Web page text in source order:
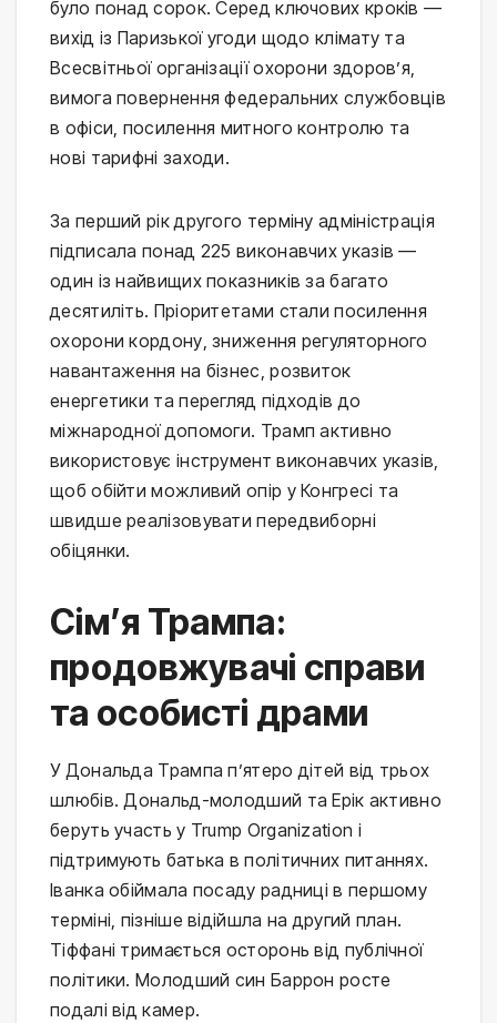
було понад сорок. Серед ключових кроків —
вихід із Паризької угоди щодо клімату та
Всесвітньої організації охорони здоров’я,
вимога повернення федеральних службовців
в офіси, посилення митного контролю та
нові тарифні заходи.
За перший рік другого терміну адміністрація
підписала понад 225 виконавчих указів —
один із найвищих показників за багато
десятиліть. Пріоритетами стали посилення
охорони кордону, зниження регуляторного
навантаження на бізнес, розвиток
енергетики та перегляд підходів до
міжнародної допомоги. Трамп активно
використовує інструмент виконавчих указів,
щоб обійти можливий опір у Конгресі та
швидше реалізовувати передвиборні
обіцянки.
Сім’я Трампа:
продовжувачі справи
та особисті драми
У Дональда Трампа п’ятеро дітей від трьох
шлюбів. Дональд-молодший та Ерік активно
беруть участь у Trump Organization і
підтримують батька в політичних питаннях.
Іванка обіймала посаду радниці в першому
терміні, пізніше відійшла на другий план.
Тіффані тримається осторонь від публічної
політики. Молодший син Баррон росте
подалі від камер.